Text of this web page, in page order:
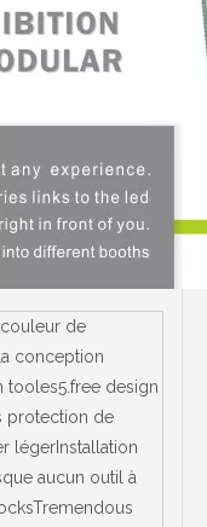
de
conception
tooles5.free design
protection de
légerInstallation
aucun outil à